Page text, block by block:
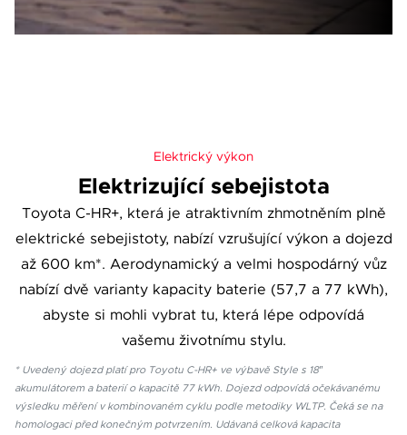
Elektrický výkon
Elektrizující sebejistota
Toyota C-HR+, která je atraktivním zhmotněním plně
elektrické sebejistoty, nabízí vzrušující výkon a dojezd
až 600 km*. Aerodynamický a velmi hospodárný vůz
nabízí dvě varianty kapacity baterie (57,7 a 77 kWh),
abyste si mohli vybrat tu, která lépe odpovídá
vašemu životnímu stylu.
* Uvedený dojezd platí pro Toyotu C-HR+ ve výbavě Style s 18″
akumulátorem a baterií o kapacitě 77 kWh. Dojezd odpovídá očekávanému
výsledku měření v kombinovaném cyklu podle metodiky WLTP. Čeká se na
homologaci před konečným potvrzením. Udávaná celková kapacita